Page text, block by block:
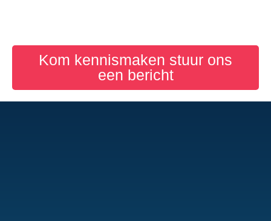
Kom kennismaken stuur ons
een bericht